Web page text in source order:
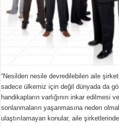
“Nesilden nesile devredilebilen aile
sadece ülkemiz için değil dünyada da
handikapların varlığının inkar edilmesi
sonlanmaların yaşanmasına neden
ulaştırılamayan konular, aile